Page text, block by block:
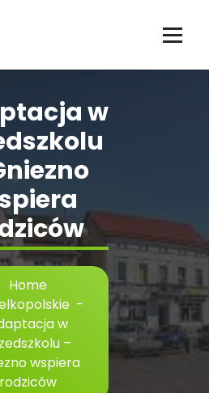
w
Home
-
w
–
wspiera
rodziców